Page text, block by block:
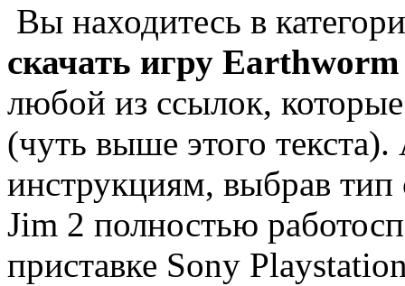
Вы находитесь в
скачать игру
любой из ссылок,
(чуть выше этого
инструкциям, выбрав
Jim 2 полностью
приставке Sony